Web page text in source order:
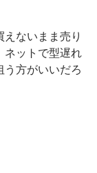
ないまま売り
ネットで型遅れ
方がいいだろ